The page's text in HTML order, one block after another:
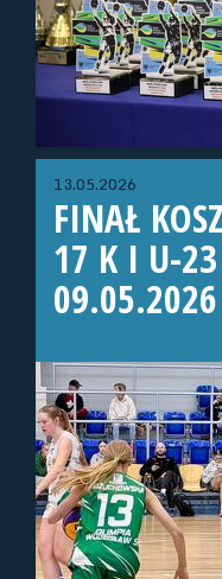
13.05.2026
FINAŁ
17 K I U-23
09.05.2026